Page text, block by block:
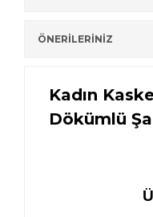
ÖNERİLERİNİZ
Kadın
Dökümlü